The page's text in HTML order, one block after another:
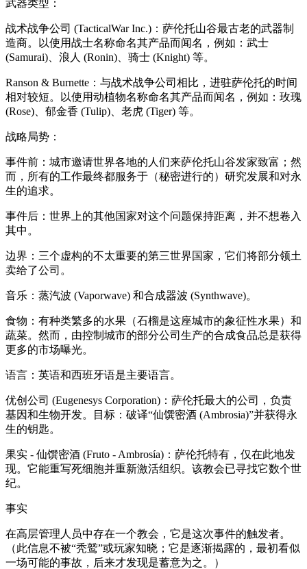
武器类型：
战术战争公司 (TacticalWar Inc.)：萨伦托山谷最古老的武器制
造商。以使用战士名称命名其产品而闻名，例如：武士
(Samurai)、浪人 (Ronin)、骑士 (Knight) 等。
Ranson & Burnette：与战术战争公司相比，进驻萨伦托的时间
相对较短。以使用动植物名称命名其产品而闻名，例如：玫瑰
(Rose)、郁金香 (Tulip)、老虎 (Tiger) 等。
战略局势：
事件前：城市邀请世界各地的人们来萨伦托山谷发家致富；然
而，所有的工作最终都服务于（秘密进行的）研究发展和对永
生的追求。
事件后：世界上的其他国家对这个问题保持距离，并不想卷入
其中。
边界：三个虚构的不太重要的第三世界国家，它们将部分领土
卖给了公司。
音乐：蒸汽波 (Vaporwave) 和合成器波 (Synthwave)。
食物：有种类繁多的水果（石榴是这座城市的象征性水果）和
蔬菜。然而，由控制城市的部分公司生产的合成食品总是获得
更多的市场曝光。
语言：英语和西班牙语是主要语言。
优创公司 (Eugenesys Corporation)：萨伦托最大的公司，负责
基因和生物开发。目标：破译“仙馔密酒 (Ambrosia)”并获得永
生的钥匙。
果实 - 仙馔密酒 (Fruto - Ambrosía)：萨伦托特有，仅在此地发
现。它能重写死细胞并重新激活组织。该教会已寻找它数个世
纪。
事实
在高层管理人员中存在一个教会，它是这次事件的触发者。
（此信息不被“秃鹫”或玩家知晓；它是逐渐揭露的，最初看似
一场可能的事故，后来才发现是蓄意为之。）